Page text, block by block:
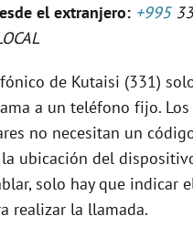
e
o
el extranjero: +995
de Kutaisi (331)
a un teléfono fijo.
no necesitan un
ubicación del
solo hay que indicar
realizar la llamada.